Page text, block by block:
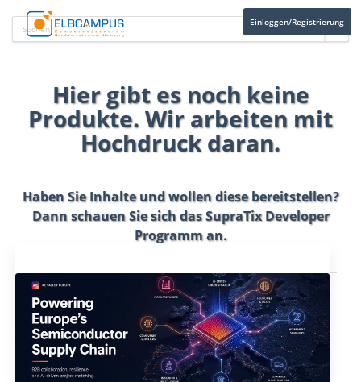
Einloggen/Registrierung
Hier gibt es noch keine
Produkte. Wir arbeiten mit
Hochdruck daran.
Haben Sie Inhalte und wollen diese bereitstellen?
Dann schauen Sie sich dasSupraTix Developer
Programman.